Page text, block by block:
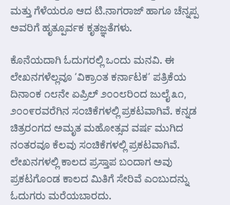
ಮತ್ತು ಗೆಳೆಯರೂ ಆದ ಟಿ.ನಾಗರಾಜ್ ಹಾಗೂ ಚೆನ್ನಪ್ಪ
ಅವರಿಗೆ ಹೃತ್ಪೂರ್ವಕ ಕೃತಜ್ಞತೆಗಳು.
ಕೊನೆಯದಾಗಿ ಓದುಗರಲ್ಲಿ ಒಂದು ಮನವಿ. ಈ
ಲೇಖನಗಳೆಲ್ಲವೂ ‘ವಿಕ್ರಾಂತ ಕರ್ನಾಟಕ’ ಪತ್ರಿಕೆಯ
ದಿನಾಂಕ ೧೮ನೇ ಏಪ್ರಿಲ್ ೨೦೦೮ರಿಂದ ಜುಲೈ ೩೧,
೨೦೦೯ರವರೆಗಿನ ಸಂಚಿಕೆಗಳಲ್ಲಿ ಪ್ರಕಟವಾಗಿವೆ. ಕನ್ನಡ
ಚಿತ್ರರಂಗದ ಅಮೃತ ಮಹೋತ್ಸವ ವರ್ಷ ಮುಗಿದ
ನಂತರವೂ ಕೆಲವು ಸಂಚಿಕೆಗಳಲ್ಲಿ ಪ್ರಕಟವಾಗಿವೆ.
ಲೇಖನಗಳಲ್ಲಿ ಕಾಲದ ಪ್ರಸ್ತಾಪ ಬಂದಾಗ ಅವು
ಪ್ರಕಟಗೊಂಡ ಕಾಲದ ಮಿತಿಗೆ ಸೇರಿವೆ ಎಂಬುದನ್ನು
ಓದುಗರು ಮರೆಯಬಾರದು.